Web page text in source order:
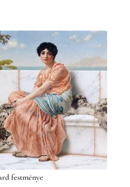
festménye